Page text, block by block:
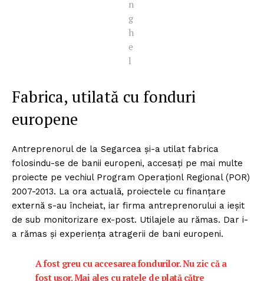
FREEDOM HOUSE ROMÂNIA
Despre noi / Echipa
Proiecte editoriale
Contact
n
g
h
e
l
Fabrica, utilată cu fonduri
europene
Antreprenorul de la Segarcea şi-a utilat fabrica
folosindu-se de banii europeni, accesaţi pe mai multe
proiecte pe vechiul Program Operaţionl Regional (POR)
2007-2013. La ora actuală, proiectele cu finanţare
externă s-au încheiat, iar firma antreprenorului a ieşit
de sub monitorizare ex-post. Utilajele au rămas. Dar i-
a rămas şi experienţa atragerii de bani europeni.
A fost greu cu accesarea fondurilor. Nu zic că a
fost uşor. Mai ales cu ratele de plată către